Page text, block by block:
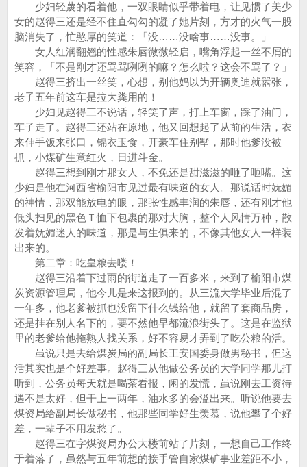
少妇轻蔑的看着他，一双眼睛似乎带着电，让见惯了美少
女的赵得三还是经不住直勾勾的凝了她片刻，方才的火气一股
脑消失了，忙憨厚的笑道：「没……没啥事……没事。」
女人红润翻翘的性感朱唇微微轻启，嘴角浮起一丝不屑的
笑容，「不是刚才还骂骂咧咧的嘛？怎么啦？这会不骂了？」
赵得三挤出一丝笑，心想，别他妈以为开辆奥迪就嚣张，
老子五年前这车是拉大粪用的！
少妇见赵得三不说话，轻笑了声，打上车窗，踩了油门，
车子走了。赵得三还站在原地，他又回想起了从前的生活，衣
来伸手饭来张口，锦衣玉食，开豪车住别墅，那时他爹没被
抓，小煤矿生意红火，日进斗金。
赵得三想到刚才那女人，不免还是甜滋滋的咂了咂嘴。这
少妇是他在河西省榆阳市见过最有味道的女人。那说话时妩媚
的神情，那双能放电的眼，那张性感丰润的朱唇，还有刚才他
低头扫见的黑色Ｔ恤下包裹的那对大胸，整个人风情万种，散
发着妩媚迷人的味道，那是与生俱来的，不像其他女人一样装
出来的。
第二章：吃皇粮去喽！
赵得三沿着下过雨的街道走了一百多米，来到了榆阳市煤
炭资源管理局，他今儿是来这报到的。从三流大学毕业后混了
一年多，他老爹被抓也没留下什么钱给他，就留了套商品房，
还是挂在别人名下的，要不然他早都流浪街头了。这是在监狱
里的老爹给他拖熟人找关系，好不容易才弄到了吃公粮的活。
虽说只是去给煤炭局的副局长王安国委身做男秘书，但这
活其实也是个好差事。赵得三从他做公务员的大学同学那儿打
听到，公务员每天就是喝茶看报，闲的发慌，虽说刚去工资待
遇不是太好，但干上一两年，油水多的会溢出来。听说他要去
煤资局给副局长做秘书，他那些同学好生羡慕，说他攀了个好
差，一辈子不用发愁了。
赵得三在字煤资局办公大楼前站了片刻，一想自己工作终
于着落了，虽然与五年前想的接手管自家煤矿事业差距不小，